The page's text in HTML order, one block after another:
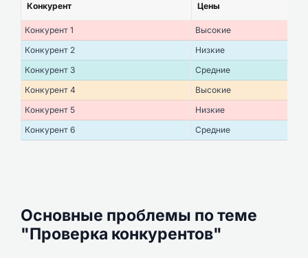
Конкурент Цены
Конкурент 1
Высокие
Конкурент 2
Низкие
Конкурент 3
Средние
Конкурент 4
Высокие
Конкурент 5
Низкие
Конкурент 6
Средние
Основные проблемы по теме
"Проверка конкурентов"